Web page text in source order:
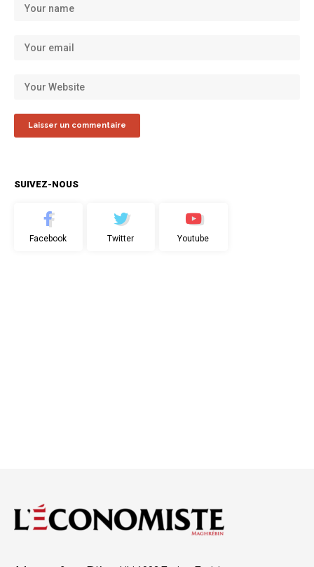
SUIVEZ-NOUS
Facebook Twitter Youtube